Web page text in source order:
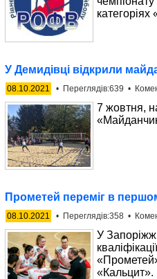
У Демидівці відкрили
08.10.2021 • Переглядів:639 •
7 жовтня,
Прометей переміг в
08.10.2021 • Переглядів:358 •
У
«Кальцит».